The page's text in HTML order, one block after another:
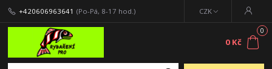
CZK
+420606963641 (Po-Pá, 8-17 hod.)
0
0 Kč